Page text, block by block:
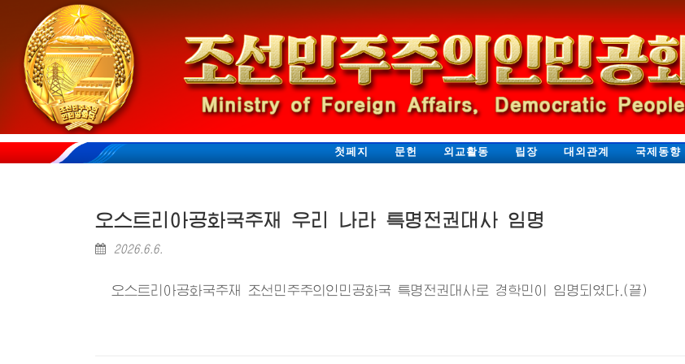
첫페지 문헌 외교활동 립장 대외관계 국제동향
오스트리아공화국주재 우리 나라 특명전권대사 임명
2026.6.6.
오스트리아공화국주재 조선민주주의인민공화국 특명전권대사로 경학민이 임명되였다.(끝)